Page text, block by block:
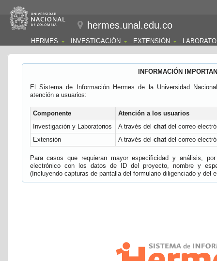
hermes.unal.edu.co
HERMES INVESTIGACIÓN EXTENSIÓN
INFORMACIÓN
El Sistema de Información Hermes de la Universidad
atención a usuarios:
Componente
Atención a los usuarios
Investigación y Laboratorios
A través del chatdel correo
Extensión
A través del chatdel correo
Para casos que requieran mayor especificidad y análisis,
electrónico con los datos de ID del proyecto, nombre y
(Incluyendo capturas de pantalla del formulario diligenciado y del